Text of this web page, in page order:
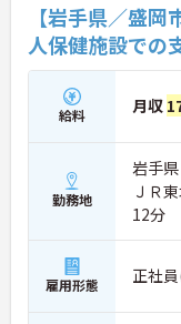
【岩手県／盛
人保健施設での
給料 月収
勤務地
岩手
ＪＲ
12分
雇用形態 正社